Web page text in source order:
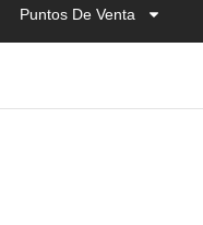
Puntos De Venta